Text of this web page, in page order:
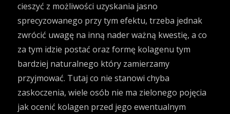
cieszyć z możliwości uzyskania jasno
sprecyzowanego przy tym efektu, trzeba jednak
zwrócić uwagę na inną nader ważną kwestię, a co
za tym idzie postać oraz formę kolagenu tym
bardziej naturalnego który zamierzamy
przyjmować. Tutaj co nie stanowi chyba
zaskoczenia, wiele osób nie ma zielonego pojęcia
jak ocenić kolagen przed jego ewentualnym